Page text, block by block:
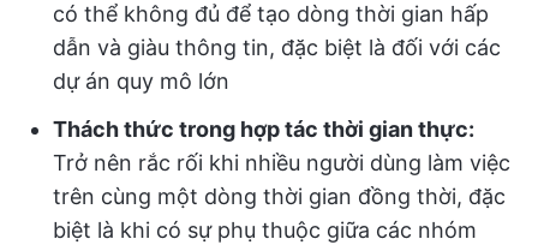
có thể không đủ để tạo dòng thời gian hấp
dẫn và giàu thông tin, đặc biệt là đối với các
dự án quy mô lớn
Thách thức trong hợp tác thời gian thực:
Trở nên rắc rối khi nhiều người dùng làm việc
trên cùng một dòng thời gian đồng thời, đặc
biệt là khi có sự phụ thuộc giữa các nhóm